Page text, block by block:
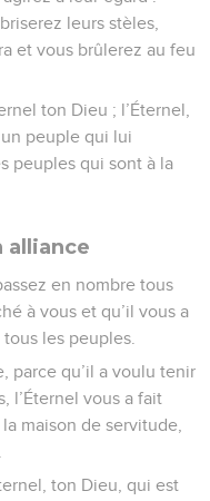
leurs stèles,
et vous brûlerez au feu
ton Dieu ; l’Éternel,
peuple qui lui
peuples qui sont à la
alliance
en nombre tous
à vous et qu’il vous a
les peuples.
parce qu’il a voulu tenir
l’Éternel vous a fait
maison de servitude,
ton Dieu, qui est